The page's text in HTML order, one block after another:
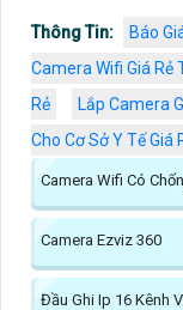
Thông Tin: Báo
Camera Wifi Giá Rẻ
Rẻ
Lắp Camera
Cho Cơ Sở Y Tế Giá
Camera Wifi Có
Camera Ezviz 360
Đầu Ghi Ip 16 Kênh